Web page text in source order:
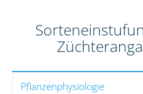
Pflanzenphysiologie